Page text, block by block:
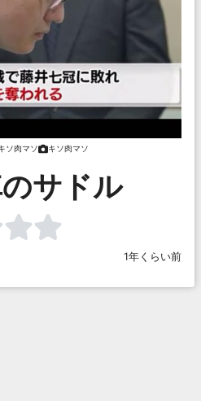
ソ肉マソ キソ肉マソ
サドル
1年くらい前